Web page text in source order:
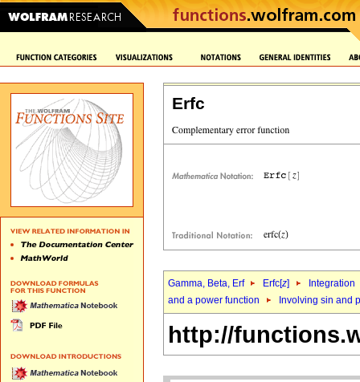
Erfc
Gamma, Beta, Erf Erfc[z]
Integration
and a power function
Involving sin and
http://